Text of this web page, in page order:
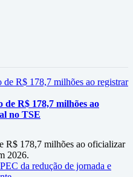
R$ 178,7 milhões ao
no TSE
R$ 178,7 milhões ao oficializar
2026.